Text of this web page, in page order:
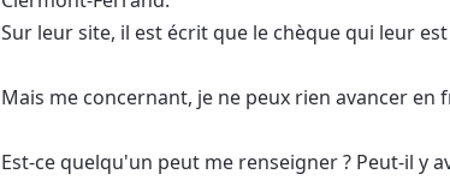
Sur leur site, il est écrit que le chèque qui leur
Mais me concernant, je ne peux rien avancer en
Est-ce quelqu'un peut me renseigner ? Peut-il y